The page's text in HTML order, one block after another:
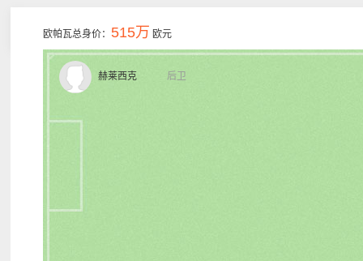
欧帕瓦总身价： 515万 欧元
后卫
赫莱西克